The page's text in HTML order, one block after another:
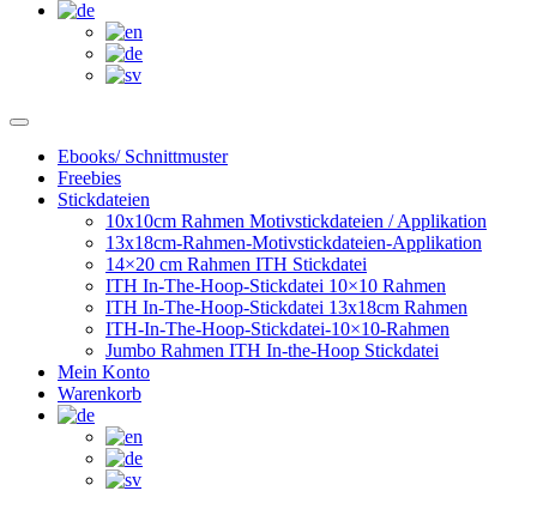
Ebooks/ Schnittmuster
Freebies
Stickdateien
10x10cm Rahmen Motivstickdateien / Applikation
13x18cm-Rahmen-Motivstickdateien-Applikation
14×20 cm Rahmen ITH Stickdatei
ITH In-The-Hoop-Stickdatei 10×10 Rahmen
ITH In-The-Hoop-Stickdatei 13x18cm Rahmen
ITH-In-The-Hoop-Stickdatei-10×10-Rahmen
Jumbo Rahmen ITH In-the-Hoop Stickdatei
Mein Konto
Warenkorb